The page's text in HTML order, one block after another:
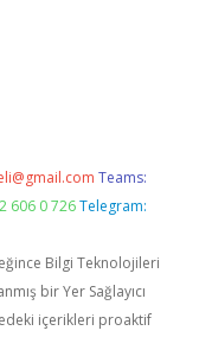
Teams:
606 0 726 Telegram:
Bilgi Teknolojileri
bir Yer Sağlayıcı
içerikleri proaktif